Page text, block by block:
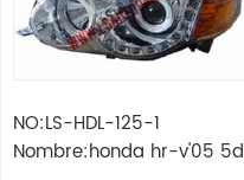
NO:LS-HDL-125-1
Nombre:honda hr-v'05 5d